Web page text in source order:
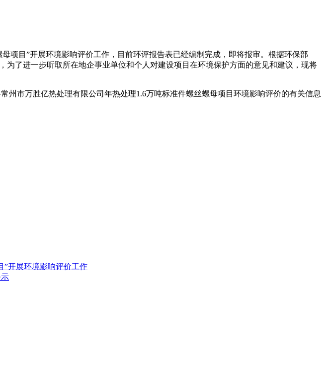
项目”开展环境影响评价工作，目前环评报告表已经编制完成，即将报审。根据环保部
为了进一步听取所在地企事业单位和个人对建设项目在环境保护方面的意见和建议，现将
州市万胜亿热处理有限公司年热处理1.6万吨标准件螺丝螺母项目环境影响评价的有关信息
”开展环境影响评价工作